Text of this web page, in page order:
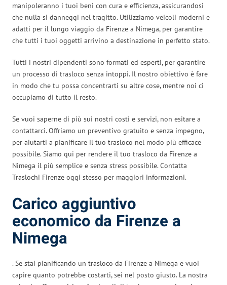
manipoleranno i tuoi beni con cura e efficienza, assicurandosi
che nulla si danneggi nel tragitto. Utilizziamo veicoli moderni e
adatti per il lungo viaggio da Firenze a Nimega, per garantire
che tutti i tuoi oggetti arrivino a destinazione in perfetto stato.
Tutti i nostri dipendenti sono formati ed esperti, per garantire
un processo di trasloco senza intoppi. Il nostro obiettivo è fare
in modo che tu possa concentrarti su altre cose, mentre noi ci
occupiamo di tutto il resto.
Se vuoi saperne di più sui nostri costi e servizi, non esitare a
contattarci. Offriamo un preventivo gratuito e senza impegno,
per aiutarti a pianificare il tuo trasloco nel modo più efficace
possibile. Siamo qui per rendere il tuo trasloco da Firenze a
Nimega il più semplice e senza stress possibile. Contatta
Traslochi Firenze oggi stesso per maggiori informazioni.
Carico aggiuntivo
economico da Firenze a
Nimega
. Se stai pianificando un trasloco da Firenze a Nimega e vuoi
capire quanto potrebbe costarti, sei nel posto giusto. La nostra